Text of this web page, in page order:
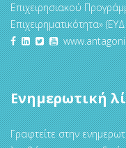
Επιχειρησιακού
Επιχειρηματικότητα»
Ενημερωτική
Γραφτείτε στην